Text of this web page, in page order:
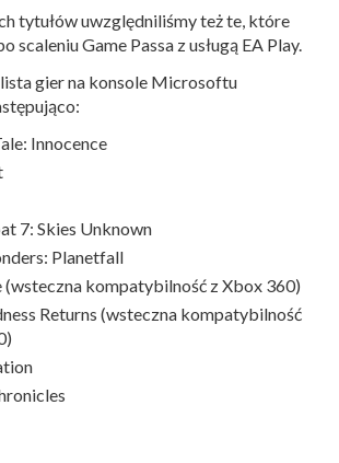
tytułów uwzględniliśmy też te, które
scaleniu Game Passa z usługą EA Play.
gier na konsole Microsoftu
Innocence
7: Skies Unknown
Planetfall
(wsteczna kompatybilność z Xbox 360)
Returns (wsteczna kompatybilność